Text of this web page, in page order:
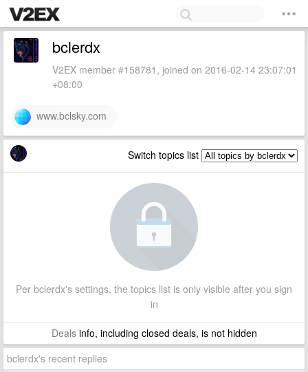
bclerdx
V2EX member #158781, joined on 2016-02-14 23:07:01
+08:00
www.bclsky.com
Switch topics list
Per bclerdx's settings, the topics list is only visible after you sign
in
Dealsinfo, including closed deals, is not hidden
bclerdx's recent replies